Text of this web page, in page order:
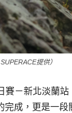
提供）
－新北淡蘭
成，更是一